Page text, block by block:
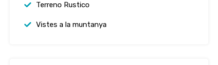
Terreno Rustico
Vistes a la muntanya